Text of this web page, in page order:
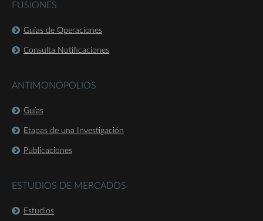
FUSIONES
Guías de Operaciones
Consulta Notificaciones
ANTIMONOPOLIOS
Guías
Etapas de una Investigación
Publicaciones
ESTUDIOS DE MERCADOS
Estudios